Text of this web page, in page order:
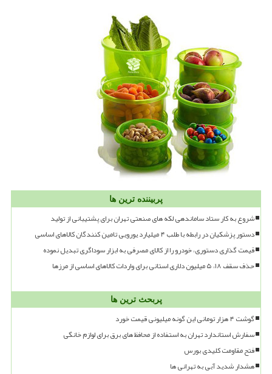
پربیننده ترین ها
شروع به کار ستاد ساماندهی لکه های صنعتی تهران برای پشتیبانی از تولید
دستور پزشکیان در رابطه با طلب ۴ میلیارد یورویی تامین کنندگان کالاهای اساسی
قیمت گذاری دستوری، خودرو را از کالای مصرفی به ابزار سوداگری تبدیل نموده
حذف سقف ۱۸، ۵ میلیون دلاری استانی برای واردات کالاهای اساسی از مرزها
پربحث ترین ها
گوشت ۴ هزار تومانی این گونه میلیونی قیمت خورد
سفارش استاندارد تهران به استفاده از محافظ های برق برای لوازم خانگی
فتح مقاومت کلیدی بورس
هشدار شدید آبی به تهرانی ها